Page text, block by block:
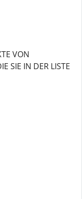
VON
SIE IN DER LISTE